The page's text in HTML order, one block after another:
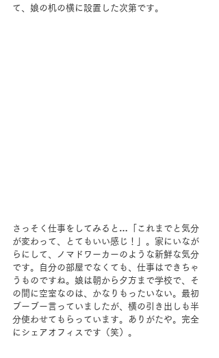
て、娘の机の横に設置した次第です。
さっそく仕事をしてみると…「これまでと気分
が変わって、とてもいい感じ！」。家にいなが
らにして、ノマドワーカーのような新鮮な気分
です。自分の部屋でなくても、仕事はできちゃ
うものですね。娘は朝から夕方まで学校で、そ
の間に空室なのは、かなりもったいない。最初
ブーブー言っていましたが、横の引き出しも半
分使わせてもらっています。ありがたや。完全
にシェアオフィスです（笑）。